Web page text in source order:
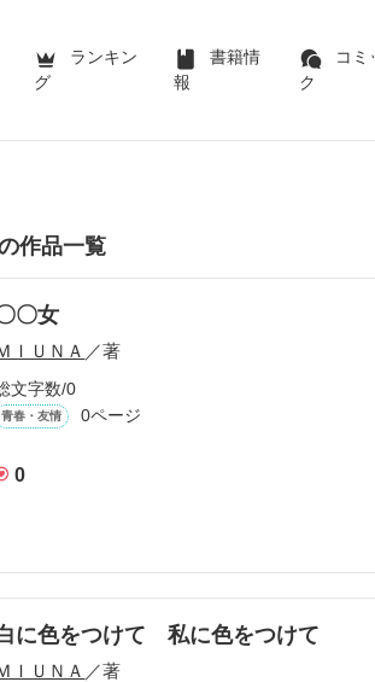
ランキン
グ
書籍情
報
コミ
ク
作品一覧
〇女
ＩＵＮＡ ／著
文字数/0
青春・友情 0ページ
0
に色をつけて 私に色をつけて
ＩＵＮＡ ／著